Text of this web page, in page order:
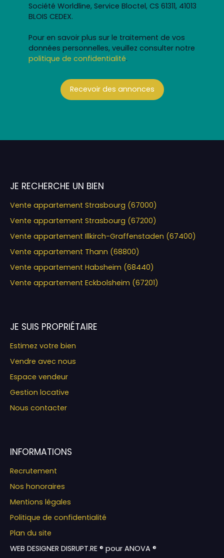
Société Worldline, Service Bloctel, CS 61311, 41013
BLOIS CEDEX.
Pour en savoir plus sur le traitement de vos
données personnelles, veuillez consulter notre
politique de confidentialité.
Recevoir des annonces
JE RECHERCHE UN BIEN
Vente appartement Strasbourg (67000)
Vente appartement Strasbourg (67200)
Vente appartement Illkirch-Graffenstaden (67400)
Vente appartement Thann (68800)
Vente appartement Habsheim (68440)
Vente appartement Eckbolsheim (67201)
JE SUIS PROPRIÉTAIRE
Estimez votre bien
Vendre avec nous
Espace vendeur
Gestion locative
Nous contacter
INFORMATIONS
Recrutement
Nos honoraires
Mentions légales
Politique de confidentialité
Plan du site
WEB DESIGNER DISRUPT.RE ® pour ANOVA ®